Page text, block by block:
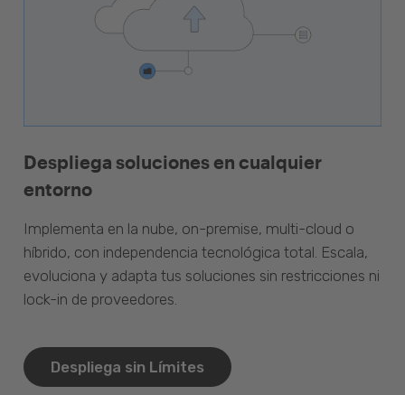
Despliega soluciones en cualquier
entorno
Implementa en la nube, on-premise, multi-cloud o
híbrido, con independencia tecnológica total. Escala,
evoluciona y adapta tus soluciones sin restricciones ni
lock-in de proveedores.
Despliega sin Límites